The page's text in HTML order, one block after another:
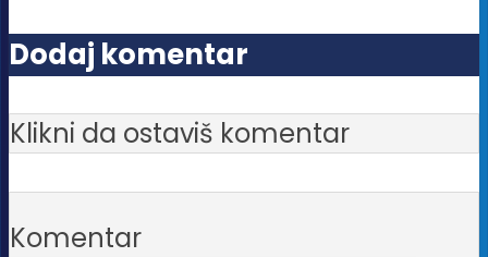
Dodaj komentar
Klikni da ostaviš komentar
Komentar